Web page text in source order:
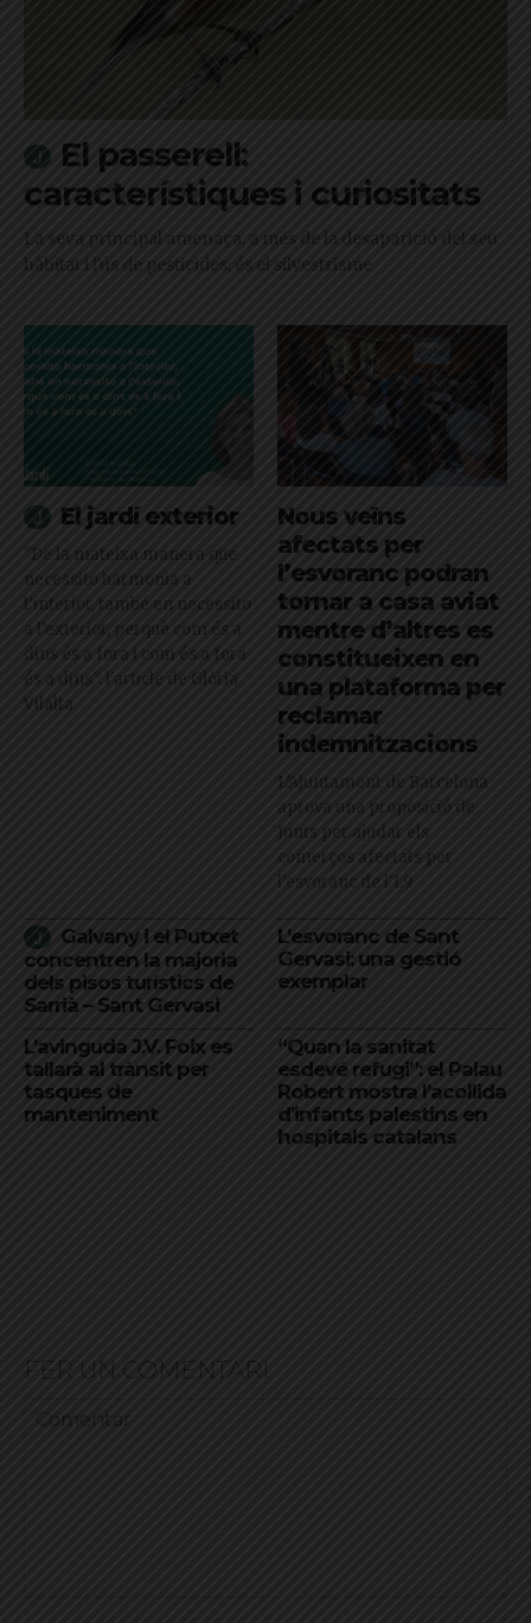
El passerell:
característiques i curiositats
La seva principal amenaça, a més de la desaparició del seu
hàbitat i l'ús de pesticides, és el silvestrisme
El jardí exterior
"De la mateixa manera que
necessito harmonia a
l’interior, també en necessito
a l’exterior, perquè com és a
dins és a fora i com és a fora
és a dins": l'article de Glòria
Vilalta
Nous veïns
afectats per
l’esvoranc podran
tornar a casa aviat
mentre d’altres es
constitueixen en
una plataforma per
reclamar
indemnitzacions
L’Ajuntament de Barcelona
aprova una proposició de
Junts per ajudar els
comerços afectats per
l'esvoranc de l'L9
Galvany i el Putxet
concentren la majoria
dels pisos turístics de
Sarrià – Sant Gervasi
L’esvoranc de Sant
Gervasi: una gestió
exemplar
L’avinguda J.V. Foix es
tallarà al trànsit per
tasques de
manteniment
“Quan la sanitat
esdevé refugi”: el Palau
Robert mostra l’acollida
d’infants palestins en
hospitals catalans
FER UN COMENTARI